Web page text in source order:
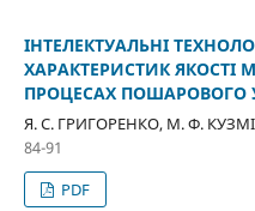
ІНТЕЛЕКТУАЛЬНІ
ХАРАКТЕРИСТИК ЯКОСТІ
ПРОЦЕСАХ ПОШАРОВОГО
Я. С. ГРИГОРЕНКО, М. Ф.
84-91
PDF